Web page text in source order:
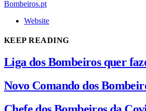
Bombeiros.pt
Website
KEEP READING
Liga dos Bombeiros quer
Novo Comando dos